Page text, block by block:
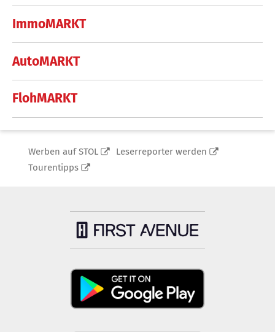
ImmoMARKT
AutoMARKT
FlohMARKT
Werben auf STOL
Leserreporter werden
Tourentipps